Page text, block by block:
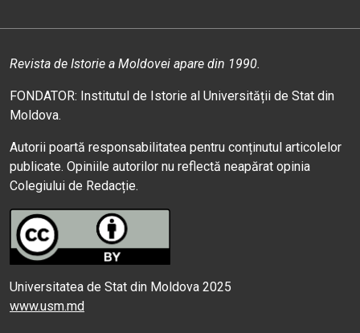
Revista de Istorie a Moldovei apare din 1990.
FONDATOR: Institutul de Istorie al Universității de Stat din
Moldova.
Autorii poartă responsabilitatea pentru conținutul articolelor
publicate. Opiniile autorilor nu reflectă neapărat opinia
Colegiului de Redacție.
Universitatea de Stat din Moldova 2025
www.usm.md